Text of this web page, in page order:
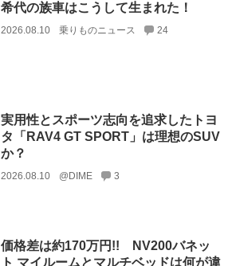
希代の族車はこうして生まれた！
2026.08.10 乗りものニュース 24
実用性とスポーツ志向を追求したトヨ
タ「RAV4 GT SPORT」は理想のSUV
か？
2026.08.10 @DIME 3
価格差は約170万円!! NV200バネッ
ト マイルームとマルチベッドは何が違